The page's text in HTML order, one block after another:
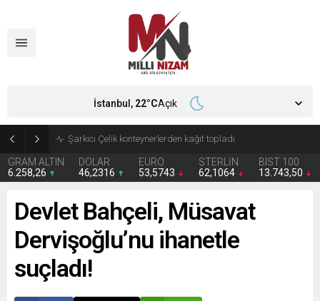
İran 2 ülkeyi birden vurdu
GRAM ALTIN
6.258,26
DOLAR
46,2316
EURO
53,5743
STERLİN
62,1064
BIST 100
13.743,50
İstanbul, 22°CAçık
Devlet Bahçeli, Müsavat
Dervişoğlu’nu ihanetle
suçladı!